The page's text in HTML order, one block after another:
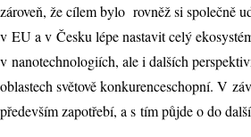
zároveň, že cílem bylo rovněž si společně
v EU a v Česku lépe nastavit celý
v nanotechnologiích, ale i dalších
oblastech světově konkurenceschopní. V
především zapotřebí, a s tím půjde o do